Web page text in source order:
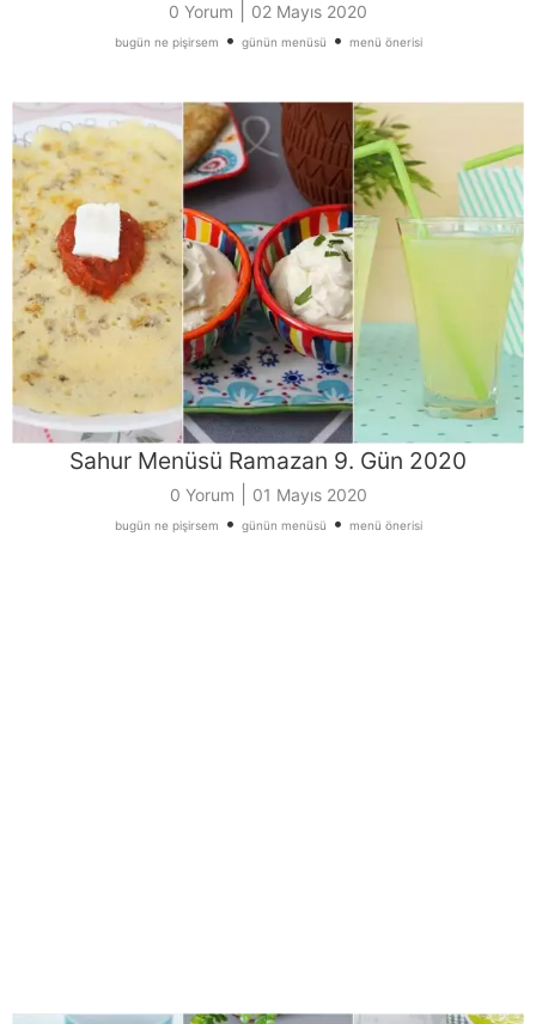
0 Yorum 02 Mayıs 2020
bugün ne pişirsem • günün menüsü • menü önerisi
Sahur Menüsü Ramazan 9. Gün 2020
0 Yorum 01 Mayıs 2020
bugün ne pişirsem • günün menüsü • menü önerisi